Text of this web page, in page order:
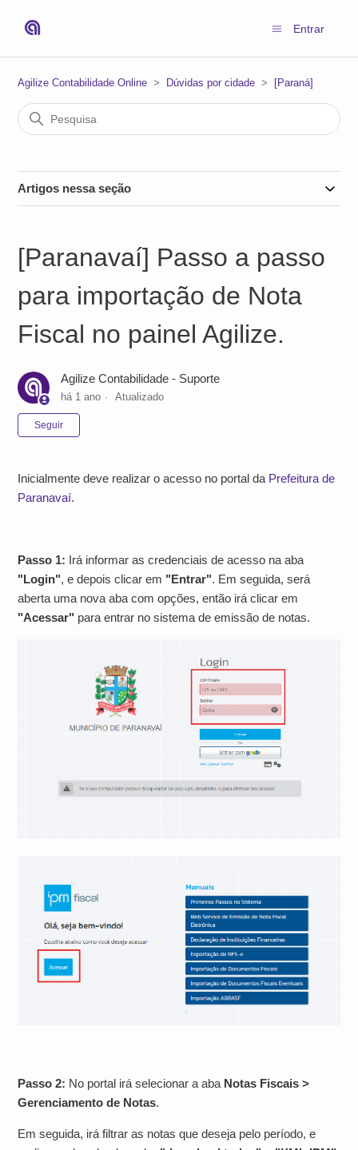
Entrar
Agilize Contabilidade Online Dúvidas por cidade [Paraná]
Artigos nessa seção
[Paranavaí] Passo a passo
para importação de Nota
Fiscal no painel Agilize.
Agilize Contabilidade - Suporte
há 1 ano Atualizado
Seguir
Inicialmente deve realizar o acesso no portal da Prefeitura de
Paranavaí.
Passo 1: Irá informar as credenciais de acesso na aba
"Login", e depois clicar em "Entrar". Em seguida, será
aberta uma nova aba com opções, então irá clicar em
"Acessar" para entrar no sistema de emissão de notas.
Passo 2: No portal irá selecionar a aba Notas Fiscais >
Gerenciamento de Notas.
Em seguida, irá filtrar as notas que deseja pelo período, e